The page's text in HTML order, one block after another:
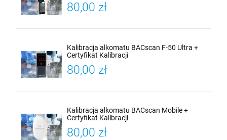
80,00 zł
Kalibracja alkomatu BACscan F-50 Ultra +
Certyfikat Kalibracji
80,00 zł
Kalibracja alkomatu BACscan Mobile +
Certyfikat Kalibracji
80,00 zł